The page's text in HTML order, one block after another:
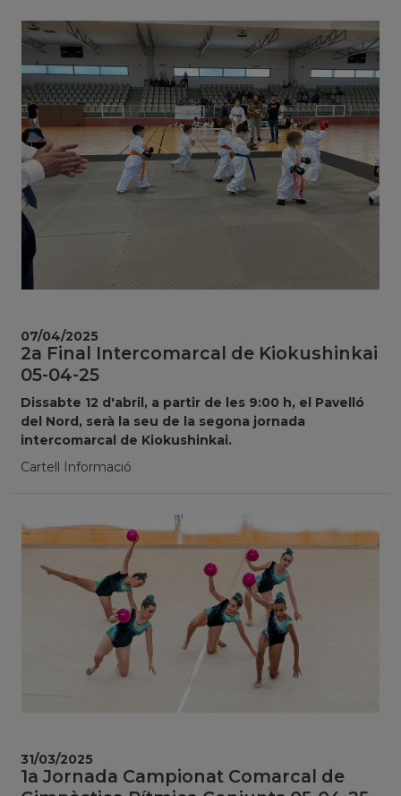
2a Final Intercomarcal de Kiokushinkai
05-04-25
Dissabte 12 d'abril, a partir de les 9:00 h, el Pavelló
del Nord, serà la seu de la segona jornada
intercomarcal de Kiokushinkai.
Cartell Informació
07/04/2025
1a Jornada Campionat Comarcal de
31/03/2025